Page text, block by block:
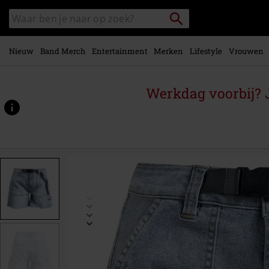
naar
hoofdinhoud
Zoek
in
catalogus
Packstation
zoeken
Nieuw Band Merch Entertainment Merken Lifestyle Vrouwen
Werkdag voorbij?
www.large.be/p/comfortabele-
534257.html